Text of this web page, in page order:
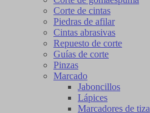
Corte de cintas
Piedras de afilar
Cintas abrasivas
Repuesto de corte
Guías de corte
Pinzas
Marcado
Jaboncillos
Lápices
Marcadores de tiza